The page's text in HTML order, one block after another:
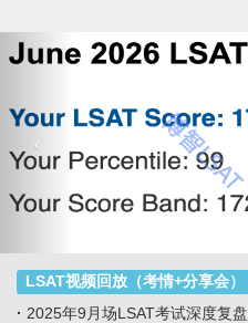
LSAT视频回放（考情+分享会）
· 2025年9月场LSAT考试深度复盘